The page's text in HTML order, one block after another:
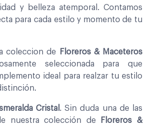
y belleza atemporal. Contamos
para cada estilo y momento de tu
coleccion de
Floreros & Maceteros
seleccionada para que
ideal para realzar tu estilo
Cristal . Sin duda una de las
nuestra colección de
Floreros &